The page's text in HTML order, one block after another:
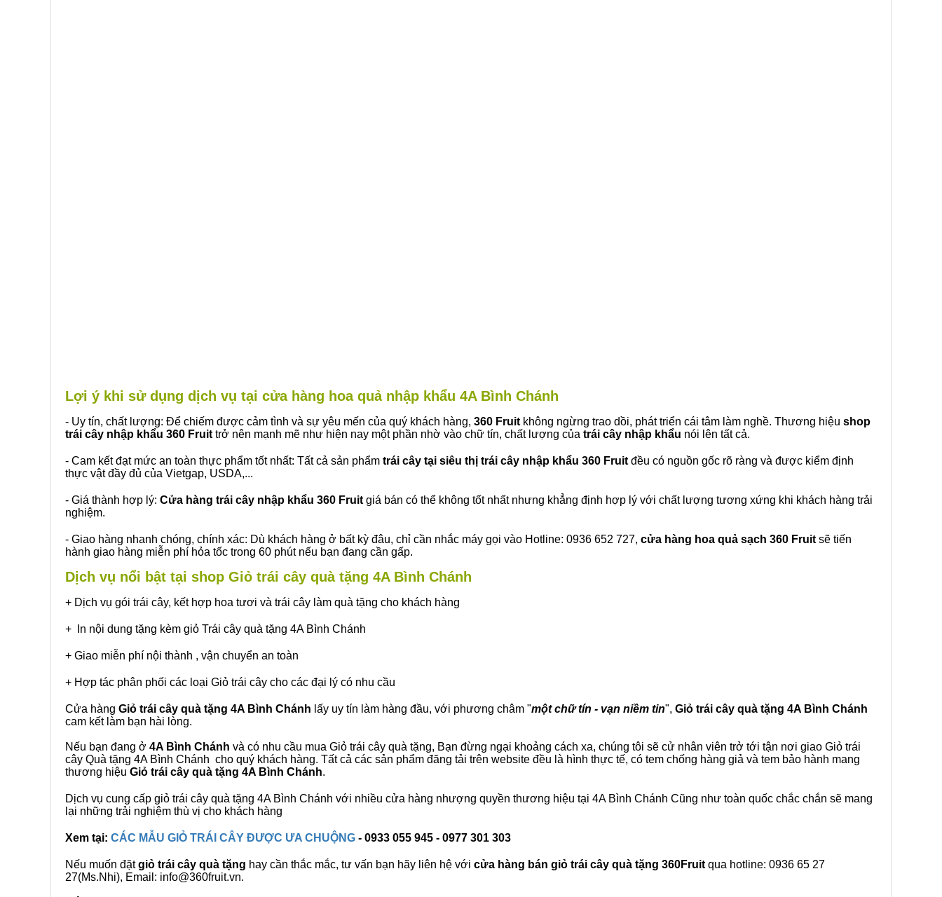
Lợi ý khi sử dụng dịch vụ tại cửa hàng hoa quả nhập khẩu 4A Bình Chánh
- Uy tín, chất lượng: Để chiếm được cảm tình và sự yêu mến của quý khách hàng, 360 Fruit không ngừng trao dồi, phát triển cái tâm làm nghề. Thương hiệu shop
trái cây nhập khẩu 360 Fruit trở nên mạnh mẽ như hiện nay một phần nhờ vào chữ tín, chất lượng của trái cây nhập khẩu nói lên tất cả.
- Cam kết đạt mức an toàn thực phẩm tốt nhất: Tất cả sản phẩm trái cây tại siêu thị trái cây nhập khẩu 360 Fruit đều có nguồn gốc rõ ràng và được kiểm định
thực vật đầy đủ của Vietgap, USDA,...
- Giá thành hợp lý: Cửa hàng trái cây nhập khẩu 360 Fruit giá bán có thể không tốt nhất nhưng khẳng định hợp lý với chất lượng tương xứng khi khách hàng trải
nghiệm.
- Giao hàng nhanh chóng, chính xác: Dù khách hàng ở bất kỳ đâu, chỉ cần nhắc máy gọi vào Hotline: 0936 652 727, cửa hàng hoa quả sạch 360 Fruit sẽ tiến
hành giao hàng miễn phí hỏa tốc trong 60 phút nếu bạn đang cần gấp.
Dịch vụ nổi bật tại shop Giỏ trái cây quà tặng 4A Bình Chánh
+ Dịch vụ gói trái cây, kết hợp hoa tươi và trái cây làm quà tặng cho khách hàng
+ In nội dung tặng kèm giỏ Trái cây quà tặng 4A Bình Chánh
+ Giao miễn phí nội thành , vận chuyển an toàn
+ Hợp tác phân phối các loại Giỏ trái cây cho các đại lý có nhu cầu
Cửa hàng Giỏ trái cây quà tặng 4A Bình Chánh lấy uy tín làm hàng đầu, với phương châm "một chữ tín - vạn niềm tin", Giỏ trái cây quà tặng 4A Bình Chánh
cam kết làm bạn hài lòng.
Nếu bạn đang ở 4A Bình Chánh và có nhu cầu mua Giỏ trái cây quà tặng, Bạn đừng ngại khoảng cách xa, chúng tôi sẽ cử nhân viên trở tới tận nơi giao Giỏ trái
cây Quà tặng 4A Bình Chánh cho quý khách hàng. Tất cả các sản phẩm đăng tải trên website đều là hình thực tế, có tem chống hàng giả và tem bảo hành mang
thương hiệu Giỏ trái cây quà tặng 4A Bình Chánh.
Dịch vụ cung cấp giỏ trái cây quà tặng 4A Bình Chánh với nhiều cửa hàng nhượng quyền thương hiệu tại 4A Bình Chánh Cũng như toàn quốc chắc chắn sẽ mang
lại những trải nghiệm thù vị cho khách hàng
Xem tại: CÁC MẪU GIỎ TRÁI CÂY ĐƯỢC ƯA CHUỘNG - 0933 055 945 - 0977 301 303
Nếu muốn đặtgiỏ trái cây quà tặng hay cần thắc mắc, tư vấn bạn hãy liên hệ với cửa hàng bán giỏ trái cây quà tặng 360Fruit qua hotline: 0936 65 27
27(Ms.Nhi), Email: info@360fruit.vn.